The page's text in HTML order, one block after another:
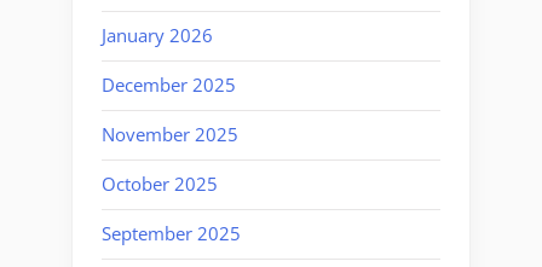
January 2026
December 2025
November 2025
October 2025
September 2025